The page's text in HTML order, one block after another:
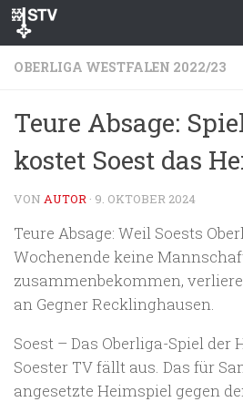
Zum Inhalt springen
OBERLIGA WESTFALEN 2022/23
Teure Absage:
kostet Soest das
VON AUTOR · 9. OKTOBER 2024
Teure Absage: Weil Soests
Wochenende keine
zusammenbekommen,
an Gegner Recklinghausen.
Soest – Das Oberliga-Spiel der
Soester TV fällt aus. Das für
angesetzte Heimspiel gegen